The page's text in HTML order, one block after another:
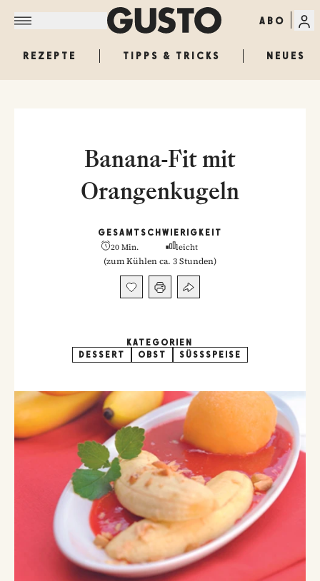
ABO
REZEPTE TIPPS & TRICKS NEUES
Banana-Fit mit
Orangenkugeln
GESAMT
20 Min.
SCHWIERIGKEIT
leicht
(zum Kühlen ca. 3 Stunden)
KATEGORIEN
DESSERT
OBST SÜSSSPEISE